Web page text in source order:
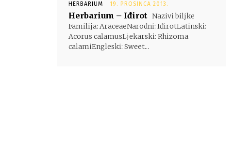
HERBARIUM 19. PROSINCA 2013.
Herbarium – Iđirot Nazivi biljke
Familija: AraceaeNarodni: IđirotLatinski:
Acorus calamusLjekarski: Rhizoma
calamiEngleski: Sweet...